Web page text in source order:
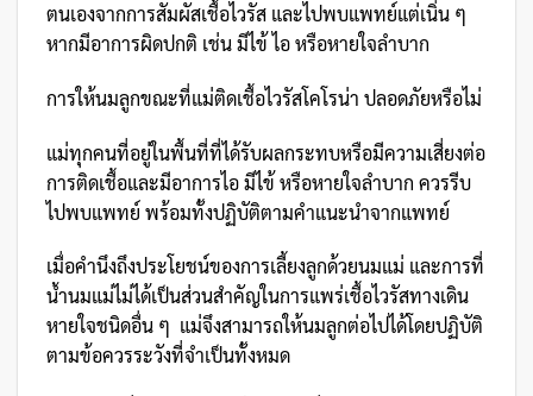
ตนเองจากการสัมผัสเชื้อไวรัส และไปพบแพทย์แต่เนิ่น ๆ
หากมีอาการผิดปกติ เช่น มีไข้ ไอ หรือหายใจลำบาก
การให้นมลูกขณะที่แม่ติดเชื้อไวรัสโคโรน่า ปลอดภัยหรือไม่
แม่ทุกคนที่อยู่ในพื้นที่ที่ได้รับผลกระทบหรือมีความเสี่ยงต่อ
การติดเชื้อและมีอาการไอ มีไข้ หรือหายใจลำบาก ควรรีบ
ไปพบแพทย์ พร้อมทั้งปฏิบัติตามคำแนะนำจากแพทย์
เมื่อคำนึงถึงประโยชน์ของการเลี้ยงลูกด้วยนมแม่ และการที่
น้ำนมแม่ไม่ได้เป็นส่วนสำคัญในการแพร่เชื้อไวรัสทางเดิน
หายใจชนิดอื่น ๆ แม่จึงสามารถให้นมลูกต่อไปได้โดยปฏิบัติ
ตามข้อควรระวังที่จำเป็นทั้งหมด